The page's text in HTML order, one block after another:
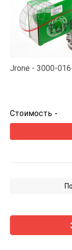
Jrone 3000-
Стоимость -